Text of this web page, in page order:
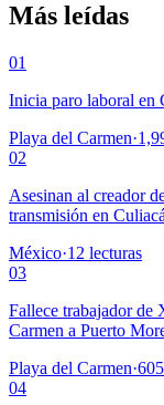
Más leídas
01
Inicia paro laboral en
Playa del Carmen·
02
Asesinan al creador
transmisión en
México·12 lecturas
03
Fallece trabajador de
Carmen a Puerto
Playa del Carmen·605
04